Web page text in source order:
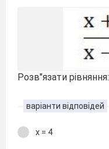
Розв"язати рівняння:
варіанти відповідей
х = 4